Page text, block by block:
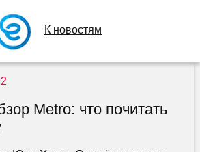
К новостям
Metro: что почитать